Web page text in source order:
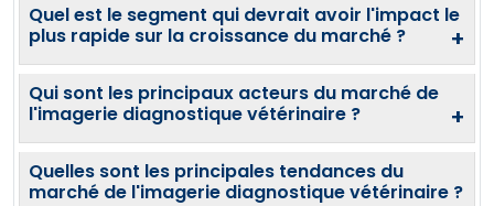
Quel est le segment qui devrait avoir l'impact le
plus rapide sur la croissance du marché ?
+
Qui sont les principaux acteurs du marché de
l'imagerie diagnostique vétérinaire ?
+
Quelles sont les principales tendances du
marché de l'imagerie diagnostique vétérinaire ?